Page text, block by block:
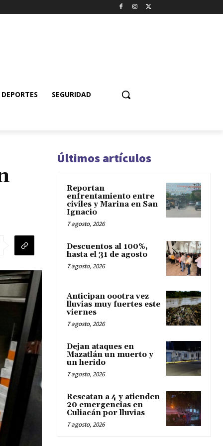
DEPORTES SEGURIDAD
Últimos artículos
Reportan
enfrentamiento entre
civiles y Marina en San
Ignacio
7 agosto, 2026
Descuentos al 100%,
hasta el 31 de agosto
7 agosto, 2026
Anticipan oootra vez
lluvias muy fuertes este
viernes
7 agosto, 2026
Dejan ataques en
Mazatlán un muerto y
un herido
7 agosto, 2026
Rescatan a 4 y atienden
20 emergencias en
Culiacán por lluvias
7 agosto, 2026